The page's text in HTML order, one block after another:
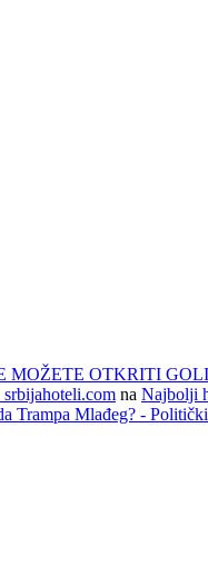
MOŽETE OTKRITI
na Najbolji
Trampa Mlađeg? -